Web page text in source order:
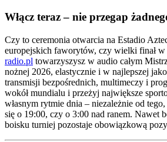
Włącz teraz – nie przegap
Czy to ceremonia otwarcia na Estadio
europejskich faworytów, czy wielki finał
radio.pl towarzyszysz w audio całym
nożnej 2026, elastycznie i w najlepszej
transmisji bezpośrednich, multimeczy i
wokół mundialu i przeżyj największe
własnym rytmie dnia – niezależnie od
się o 19:00, czy o 3:00 nad ranem. Nawet
boisku turniej pozostaje obowiązkową